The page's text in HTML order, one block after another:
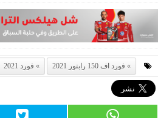
فورد اف 150 رابتور 2021 فورد 2021